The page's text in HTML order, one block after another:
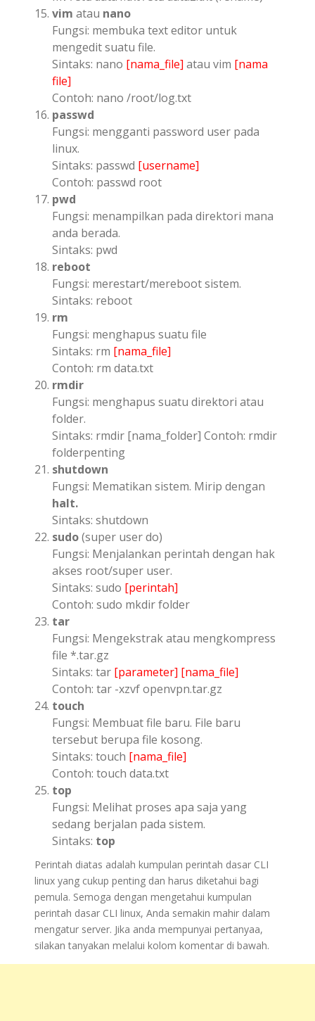
vim atau nano
Fungsi: membuka text editor untuk
mengedit suatu file.
Sintaks: nano [nama_file] atau vim [nama
file]
Contoh: nano /root/log.txt
passwd
Fungsi: mengganti password user pada
linux.
Sintaks: passwd [username]
Contoh: passwd root
pwd
Fungsi: menampilkan pada direktori mana
anda berada.
Sintaks: pwd
reboot
Fungsi: merestart/mereboot sistem.
Sintaks: reboot
rm
Fungsi: menghapus suatu file
Sintaks: rm [nama_file]
Contoh: rm data.txt
rmdir
Fungsi: menghapus suatu direktori atau
folder.
Sintaks: rmdir [nama_folder] Contoh: rmdir
folderpenting
shutdown
Fungsi: Mematikan sistem. Mirip dengan
halt.
Sintaks: shutdown
sudo(super user do)
Fungsi: Menjalankan perintah dengan hak
akses root/super user.
Sintaks: sudo [perintah]
Contoh: sudo mkdir folder
tar
Fungsi: Mengekstrak atau mengkompress
file *.tar.gz
Sintaks: tar [parameter] [nama_file]
Contoh: tar -xzvf openvpn.tar.gz
touch
Fungsi: Membuat file baru. File baru
tersebut berupa file kosong.
Sintaks: touch [nama_file]
Contoh: touch data.txt
top
Fungsi: Melihat proses apa saja yang
sedang berjalan pada sistem.
Sintaks: top
Perintah diatas adalah kumpulan perintah dasar CLI
linux yang cukup penting dan harus diketahui bagi
pemula. Semoga dengan mengetahui kumpulan
perintah dasar CLI linux, Anda semakin mahir dalam
mengatur server. Jika anda mempunyai pertanyaa,
silakan tanyakan melalui kolom komentar di bawah.